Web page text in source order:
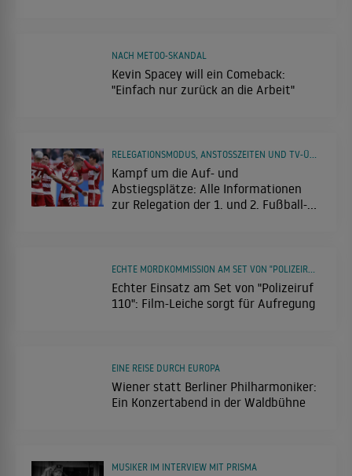
Kevin Spacey will ein Comeback:
"Einfach nur zurück an die Arbeit"
NACH METOO-SKANDAL
Kampf um die Auf- und
Abstiegsplätze: Alle Informationen
zur Relegation der 1. und 2. Fußball-
RELEGATIONSMODUS, ANSTOSSZEITEN UND TV-ÜBERTRAGUNG
Echter Einsatz am Set von "Polizeiruf
110": Film-Leiche sorgt für Aufregung
ECHTE MORDKOMMISSION AM SET VON "POLIZEIRUF 110": FILM-LEICHE SORGT FÜR AUFREGUNG
Wiener statt Berliner Philharmoniker:
Ein Konzertabend in der Waldbühne
EINE REISE DURCH EUROPA
MUSIKER IM INTERVIEW MIT PRISMA